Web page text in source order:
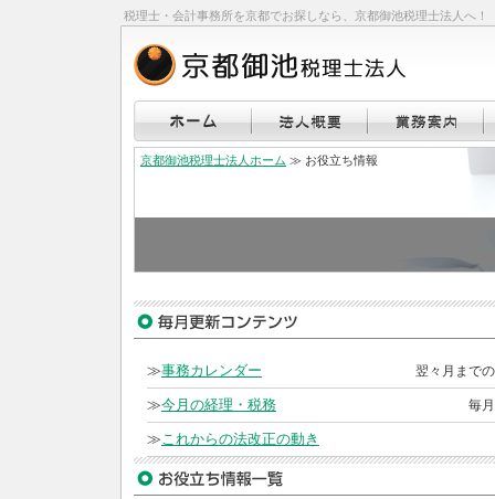
税理士・会計事務所を京都でお探しなら、京都御池税理士法人へ！
京都御池税理士法人ホーム ≫ お役立ち情報
≫事務カレンダー 翌々月まで
≫今月の経理・税務 毎
≫これからの法改正の動き